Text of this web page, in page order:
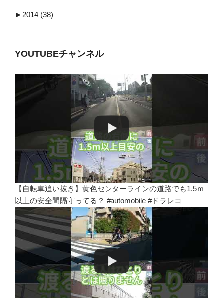
►2014 (38)
YOUTUBEチャンネル
【自転車追い抜き】黄色センターラインの道路でも1.5ｍ
以上の安全間隔守ってる？ #automobile #ドラレコ